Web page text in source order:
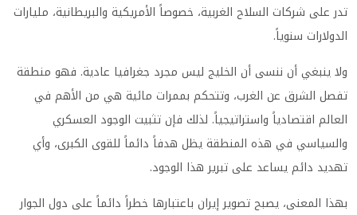
تدر على شركات السلاح الغربية، خصوصاً الأمريكية والبريطانية، مليارات
الدولارات سنوياً.
ولا ينبغي أن ننسى أن الخليج ليس مجرد جغرافيا عادية. فهو منطقة
تفصل الشرق عن الغرب، وتتحكم بممرات مائية هي من الأهم في
العالم اقتصادياً واستراتيجياً. لذلك فإن تثبيت الوجود العسكري
والسياسي في هذه المنطقة يظل هدفاً دائماً للقوى الكبرى، وأي
تهديد دائم يساعد على تبرير هذا الوجود.
بهذا المعنى، يصبح تصوير إيران باعتبارها خطراً دائماً على دول الجوار